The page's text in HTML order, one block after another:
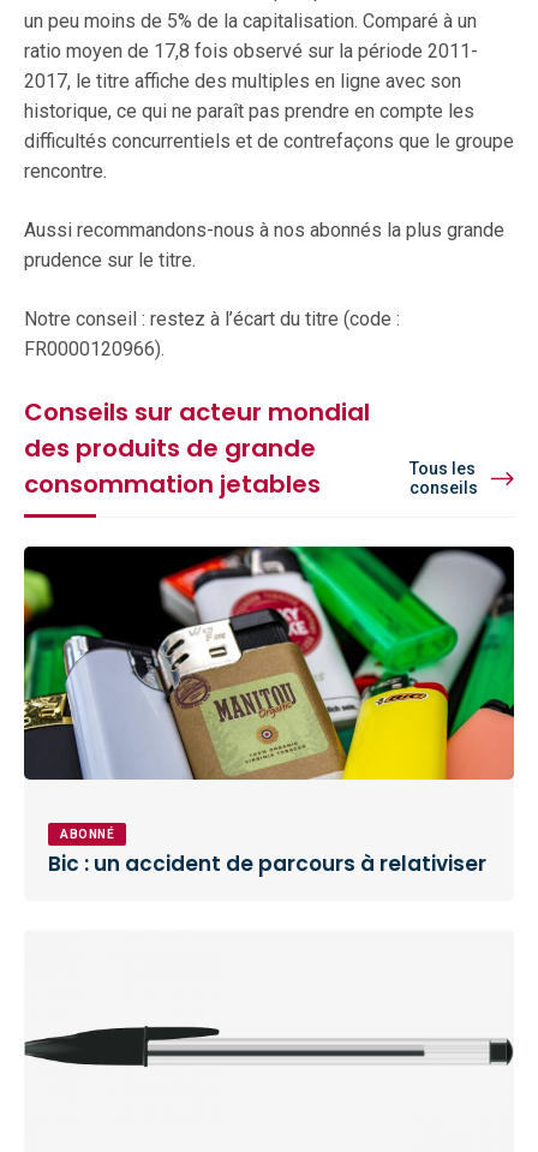
un peu moins de 5% de la capitalisation. Comparé à un
ratio moyen de 17,8 fois observé sur la période 2011-
2017, le titre affiche des multiples en ligne avec son
historique, ce qui ne paraît pas prendre en compte les
difficultés concurrentiels et de contrefaçons que le groupe
rencontre.
Aussi recommandons-nous à nos abonnés la plus grande
prudence sur le titre.
Notre conseil : restez à l’écart du titre (code :
FR0000120966).
Conseils sur acteur mondial
des produits de grande
consommation jetables
Tous les
conseils
ABONNÉ
Bic : un accident de parcours à relativiser